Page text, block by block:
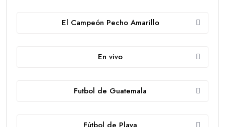
El Campeón Pecho Amarillo
En vivo
Futbol de Guatemala